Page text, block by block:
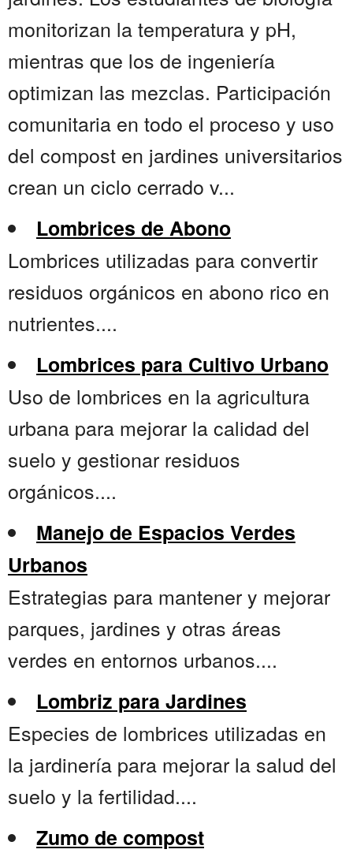
monitorizan la temperatura y pH,
mientras que los de ingeniería
optimizan las mezclas. Participación
comunitaria en todo el proceso y uso
del compost en jardines universitarios
crean un ciclo cerrado v...
Lombrices de Abono
Lombrices utilizadas para convertir
residuos orgánicos en abono rico en
nutrientes....
Lombrices para Cultivo Urbano
Uso de lombrices en la agricultura
urbana para mejorar la calidad del
suelo y gestionar residuos
orgánicos....
Manejo de Espacios Verdes
Urbanos
Estrategias para mantener y mejorar
parques, jardines y otras áreas
verdes en entornos urbanos....
Lombriz para Jardines
Especies de lombrices utilizadas en
la jardinería para mejorar la salud del
suelo y la fertilidad....
Zumo de compost